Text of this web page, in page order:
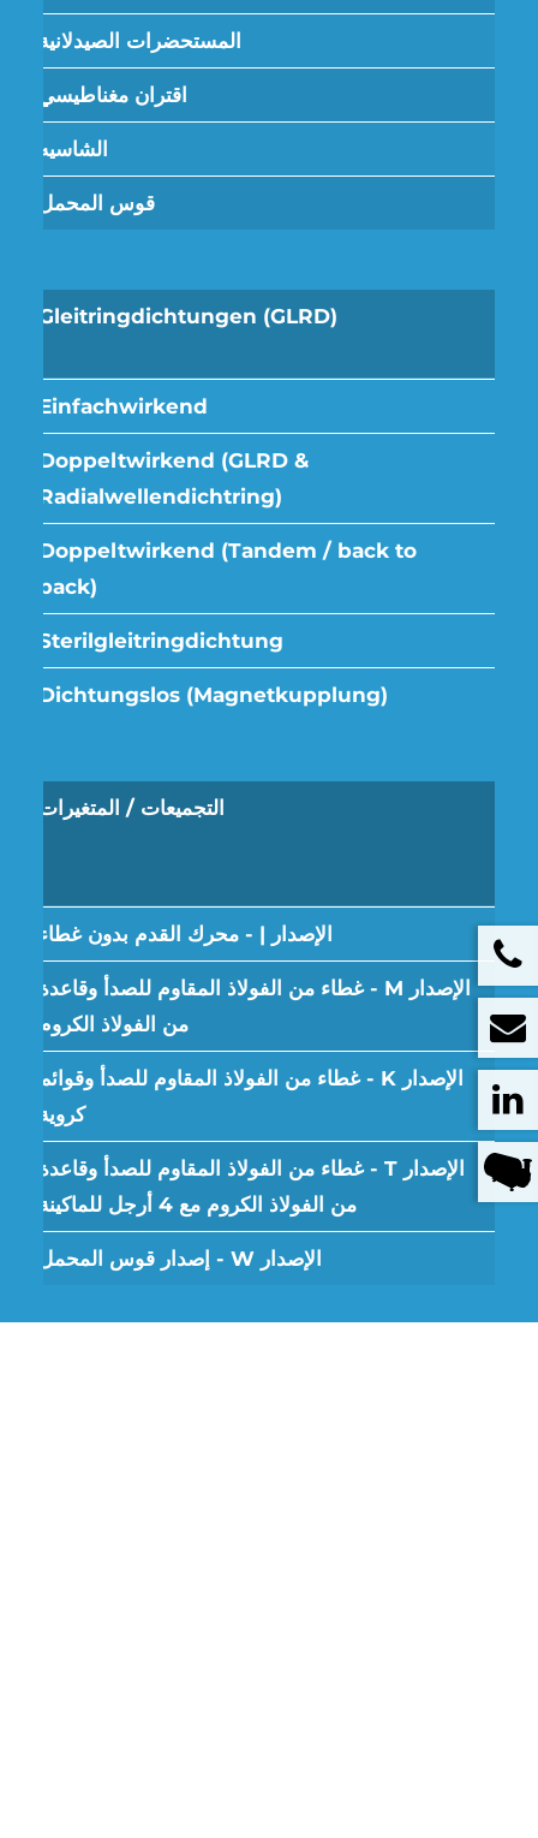
المستحضرات الصيدلانية
اقتران مغناطيسي
الشاسيه
قوس المحمل
Gleitringdichtungen (GLRD)
Einfachwirkend
Doppeltwirkend (GLRD &
Radialwellendichtring)
Doppeltwirkend (Tandem / back to
back)
Sterilgleitringdichtung
Dichtungslos (Magnetkupplung)
التجميعات / المتغيرات
الإصدار | - محرك القدم بدون غطاء
الإصدار M - غطاء من الفولاذ المقاوم للصدأ وقاعدة
من الفولاذ الكروم
الإصدار K - غطاء من الفولاذ المقاوم للصدأ وقوائم
كروية
الإصدار T - غطاء من الفولاذ المقاوم للصدأ وقاعدة
من الفولاذ الكروم مع 4 أرجل للماكينة
الإصدار W - إصدار قوس المحمل